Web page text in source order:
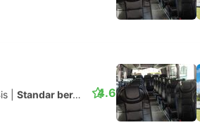
Standar berAC 4.6